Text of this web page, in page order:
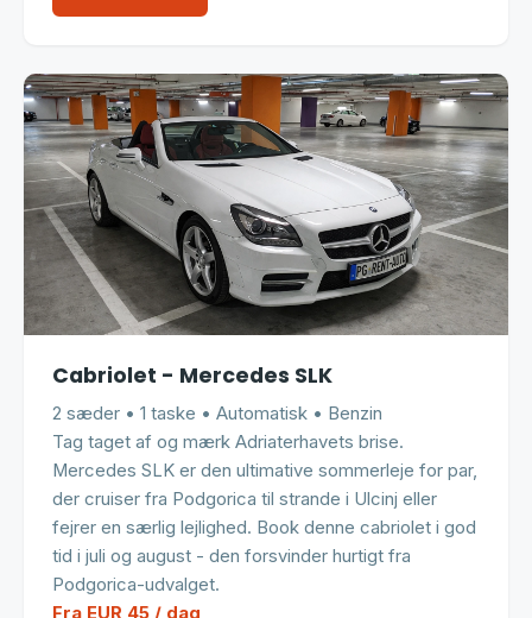
Cabriolet - Mercedes SLK
2 sæder • 1 taske • Automatisk • Benzin
Tag taget af og mærk Adriaterhavets brise.
Mercedes SLK er den ultimative sommerleje for par,
der cruiser fra Podgorica til strande i Ulcinj eller
fejrer en særlig lejlighed. Book denne cabriolet i god
tid i juli og august - den forsvinder hurtigt fra
Podgorica-udvalget.
Fra EUR 45 / dag